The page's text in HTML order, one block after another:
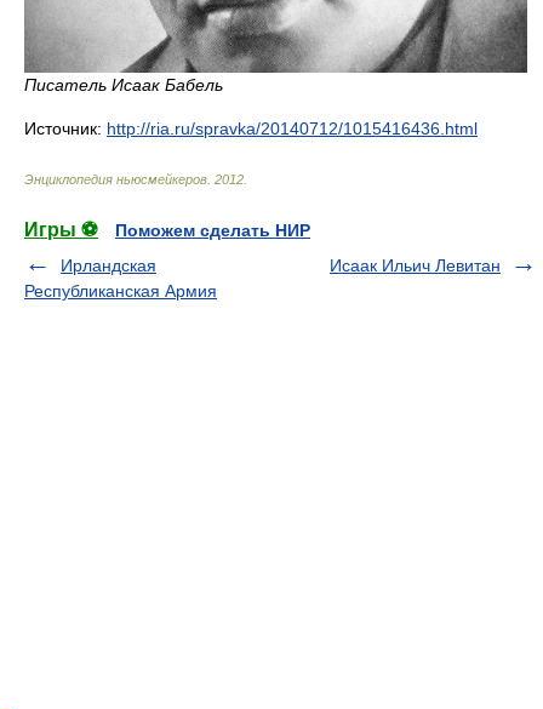
Писатель Исаак Бабель
Источник: http://ria.ru/spravka/20140712/1015416436.html
Энциклопедия ньюсмейкеров 2012
Игры ⚽
Поможем сделать НИР
Ирландская
Республиканская Армия
Исаак Ильич Левитан